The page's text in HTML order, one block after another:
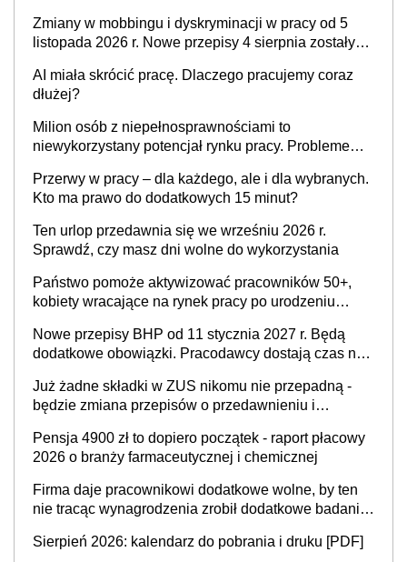
Zmiany w mobbingu i dyskryminacji w pracy od 5
listopada 2026 r. Nowe przepisy 4 sierpnia zostały
AI miała skrócić pracę. Dlaczego pracujemy coraz
dłużej?
Milion osób z niepełnosprawnościami to
niewykorzystany potencjał rynku pracy. Problemem
refundacji, ale bariery po stronie systemu i
świadomości pracodawców [WYWIAD]
Przerwy w pracy – dla każdego, ale i dla wybranych.
Kto ma prawo do dodatkowych 15 minut?
Ten urlop przedawnia się we wrześniu 2026 r.
Sprawdź, czy masz dni wolne do wykorzystania
Państwo pomoże aktywizować pracowników 50+,
kobiety wracające na rynek pracy po urodzeniu
neuroatypowe. Powstanie Fundusz na rzecz
Inkluzywności w Zatrudnianiu?
Nowe przepisy BHP od 11 stycznia 2027 r. Będą
dodatkowe obowiązki. Pracodawcy dostają czas na
Już żadne składki w ZUS nikomu nie przepadną -
będzie zmiana przepisów o przedawnieniu i
Pensja 4900 zł to dopiero początek - raport płacowy
2026 o branży farmaceutycznej i chemicznej
Firma daje pracownikowi dodatkowe wolne, by ten
nie tracąc wynagrodzenia zrobił dodatkowe badania.
Sierpień 2026: kalendarz do pobrania i druku [PDF]